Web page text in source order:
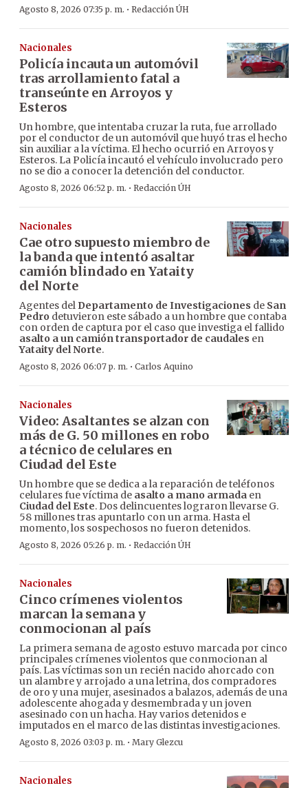
Agosto 8, 2026 07:35 p. m. · Redacción ÚH
Nacionales
Policía incauta un automóvil
tras arrollamiento fatal a
transeúnte en Arroyos y
Esteros
Un hombre, que intentaba cruzar la ruta, fue arrollado
por el conductor de un automóvil que huyó tras el hecho
sin auxiliar a la víctima. El hecho ocurrió en Arroyos y
Esteros. La Policía incautó el vehículo involucrado pero
no se dio a conocer la detención del conductor.
Agosto 8, 2026 06:52 p. m. · Redacción ÚH
Nacionales
Cae otro supuesto miembro de
la banda que intentó asaltar
camión blindado en Yataity
del Norte
Agentes del Departamento de Investigaciones de San
Pedro detuvieron este sábado a un hombre que contaba
con orden de captura por el caso que investiga el fallido
asalto a un camión transportador de caudales en
Yataity del Norte.
Agosto 8, 2026 06:07 p. m. · Carlos Aquino
Nacionales
Video: Asaltantes se alzan con
más de G. 50 millones en robo
a técnico de celulares en
Ciudad del Este
Un hombre que se dedica a la reparación de teléfonos
celulares fue víctima de asalto a mano armada en
Ciudad del Este. Dos delincuentes lograron llevarse G.
58 millones tras apuntarlo con un arma. Hasta el
momento, los sospechosos no fueron detenidos.
Agosto 8, 2026 05:26 p. m. · Redacción ÚH
Nacionales
Cinco crímenes violentos
marcan la semana y
conmocionan al país
La primera semana de agosto estuvo marcada por cinco
principales crímenes violentos que conmocionan al
país. Las víctimas son un recién nacido ahorcado con
un alambre y arrojado a una letrina, dos compradores
de oro y una mujer, asesinados a balazos, además de una
adolescente ahogada y desmembrada y un joven
asesinado con un hacha. Hay varios detenidos e
imputados en el marco de las distintas investigaciones.
Agosto 8, 2026 03:03 p. m. · Mary Glezcu
Nacionales